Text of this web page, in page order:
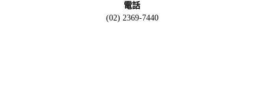
電話
(02) 2369-7440